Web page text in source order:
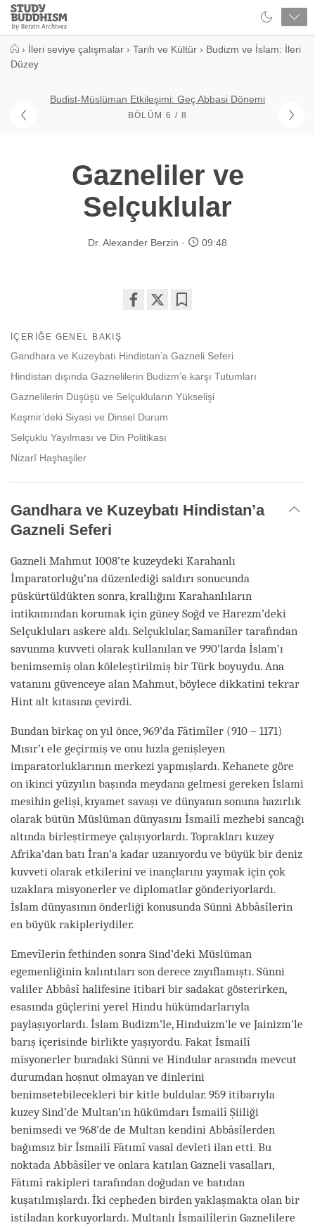
Close
Study
Buddhism
› İleri seviye çalışmalar › Tarih ve Kültür › Budizm ve İslam: İleri
Düzey
Budist-Müslüman Etkileşimi: Geç Abbasi Dönemi
BÖLÜM 6 / 8
Gazneliler ve
Selçuklular
Dr. Alexander Berzin 09:48
facebook
İÇERIĞE GENEL BAKIŞ
Gandhara ve Kuzeybatı Hindistan’a Gazneli Seferi
Hindistan dışında Gaznelilerin Budizm’e karşı Tutumları
Gaznelilerin Düşüşü ve Selçukluların Yükselişi
Keşmir’deki Siyasi ve Dinsel Durum
Selçuklu Yayılması ve Din Politikası
Nizarî Haşhaşiler
Gandhara ve Kuzeybatı Hindistan’a
Gazneli Seferi
Gazneli Mahmut 1008’te kuzeydeki Karahanlı
İmparatorluğu’na düzenlediği saldırı sonucunda
püskürtüldükten sonra, krallığını Karahanlıların
intikamından korumak için güney Soğd ve Harezm’deki
Selçukluları askere aldı. Selçuklular, Samanîler tarafından
savunma kuvveti olarak kullanılan ve 990’larda İslam’ı
benimsemiş olan köleleştirilmiş bir Türk boyuydu. Ana
vatanını güvenceye alan Mahmut, böylece dikkatini tekrar
Hint alt kıtasına çevirdi.
Bundan birkaç on yıl önce, 969’da Fâtimîler (910 – 1171)
Mısır’ı ele geçirmiş ve onu hızla genişleyen
imparatorluklarının merkezi yapmışlardı. Kehanete göre
on ikinci yüzyılın başında meydana gelmesi gereken İslami
mesihin gelişi, kıyamet savaşı ve dünyanın sonuna hazırlık
olarak bütün Müslüman dünyasını İsmailî mezhebi sancağı
altında birleştirmeye çalışıyorlardı. Toprakları kuzey
Afrika’dan batı İran’a kadar uzanıyordu ve büyük bir deniz
kuvveti olarak etkilerini ve inançlarını yaymak için çok
uzaklara misyonerler ve diplomatlar gönderiyorlardı.
İslam dünyasının önderliği konusunda Sünni Abbâsîlerin
en büyük rakipleriydiler.
Emevîlerin fethinden sonra Sind’deki Müslüman
egemenliğinin kalıntıları son derece zayıflamıştı. Sünni
valiler Abbâsî halifesine itibari bir sadakat gösterirken,
esasında güçlerini yerel Hindu hükümdarlarıyla
paylaşıyorlardı. İslam Budizm’le, Hinduizm’le ve Jainizm’le
barış içerisinde birlikte yaşıyordu. Fakat İsmailî
misyonerler buradaki Sünni ve Hindular arasında mevcut
durumdan hoşnut olmayan ve dinlerini
benimsetebilecekleri bir kitle buldular. 959 itibarıyla
kuzey Sind’de Multan’ın hükümdarı İsmailî Şiiliği
benimsedi ve 968’de de Multan kendini Abbâsîlerden
bağımsız bir İsmailî Fâtımî vasal devleti ilan etti. Bu
noktada Abbâsîler ve onlara katılan Gazneli vasalları,
Fâtımî rakipleri tarafından doğudan ve batıdan
kuşatılmışlardı. İki cepheden birden yaklaşmakta olan bir
istiladan korkuyorlardı. Multanlı İsmailîlerin Gaznelilere